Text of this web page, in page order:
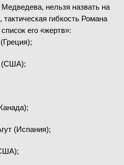
нельзя назвать на
гибкость Романа
его «жертв»:
(США);
(Испания);